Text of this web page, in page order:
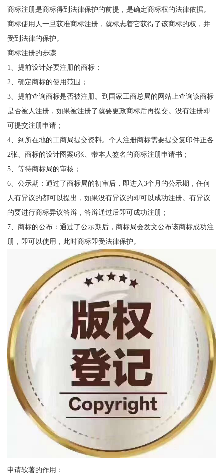
商标注册是商标得到法律保护的前提，是确定商标权的法律依据。
商标使用人一旦获准商标注册，就标志着它获得了该商标的权，并
受到法律的保护。
商标注册的步骤:
1、提前设计好要注册的商标；
2、确定商标的使用范围；
3、提前查询商标是否被注册。到国家工商总局的网站上查询该商标
是否被人注册，如果被注册了就要更政商标后再提交。没有注册即
可提交注册申请；
4、到所在地的工商局提交资料。个人注册商标需要提交复印件正各
2张、商标的设计图案6张、带本人签名的商标注册申请书；
5、等待商标局的审核；
6、公示期：通过了商标局的初审后，即进入3个月的公示期，任何
人有异议的都可以提出，如果没有异议的即可以成功注册。有异议
的要进行商标异议答辩，答辩通过后即可成功注册；
7、商标的公布：通过了公示期后，商标局会发文公布该商标成功注
册，即可以使用，此时商标即受法律保护。
申请软著的作用：